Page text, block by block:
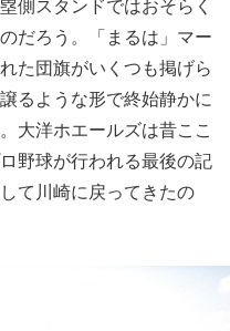
側スタンドではおそらく
だろう。「まるは」マー
た団旗がいくつも掲げら
るような形で終始静かに
大洋ホエールズは昔ここ
野球が行われる最後の記
て川崎に戻ってきたの